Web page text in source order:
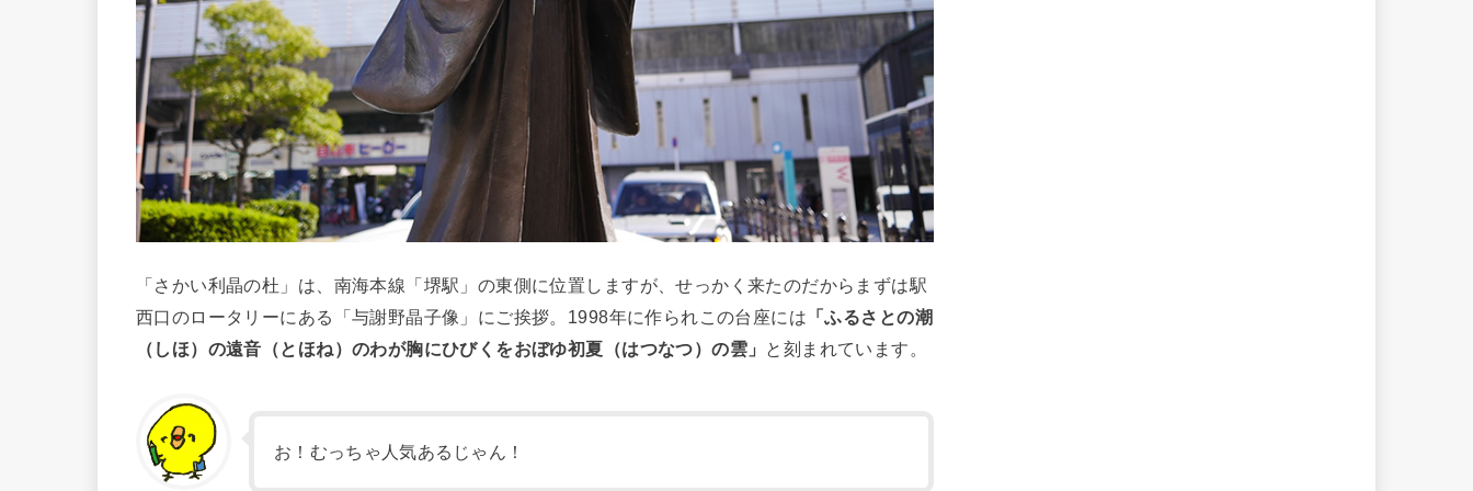
「さかい利晶の杜」は、南海本線「堺駅」の東側に位置しますが、せっかく来たのだからまずは駅
西口のロータリーにある「与謝野晶子像」にご挨拶。1998年に作られこの台座には 「ふるさとの潮
（しほ）の遠音（とほね）のわが胸にひびくをおぼゆ初夏（はつなつ）の雲」
と刻まれています。
お！むっちゃ人気あるじゃん！